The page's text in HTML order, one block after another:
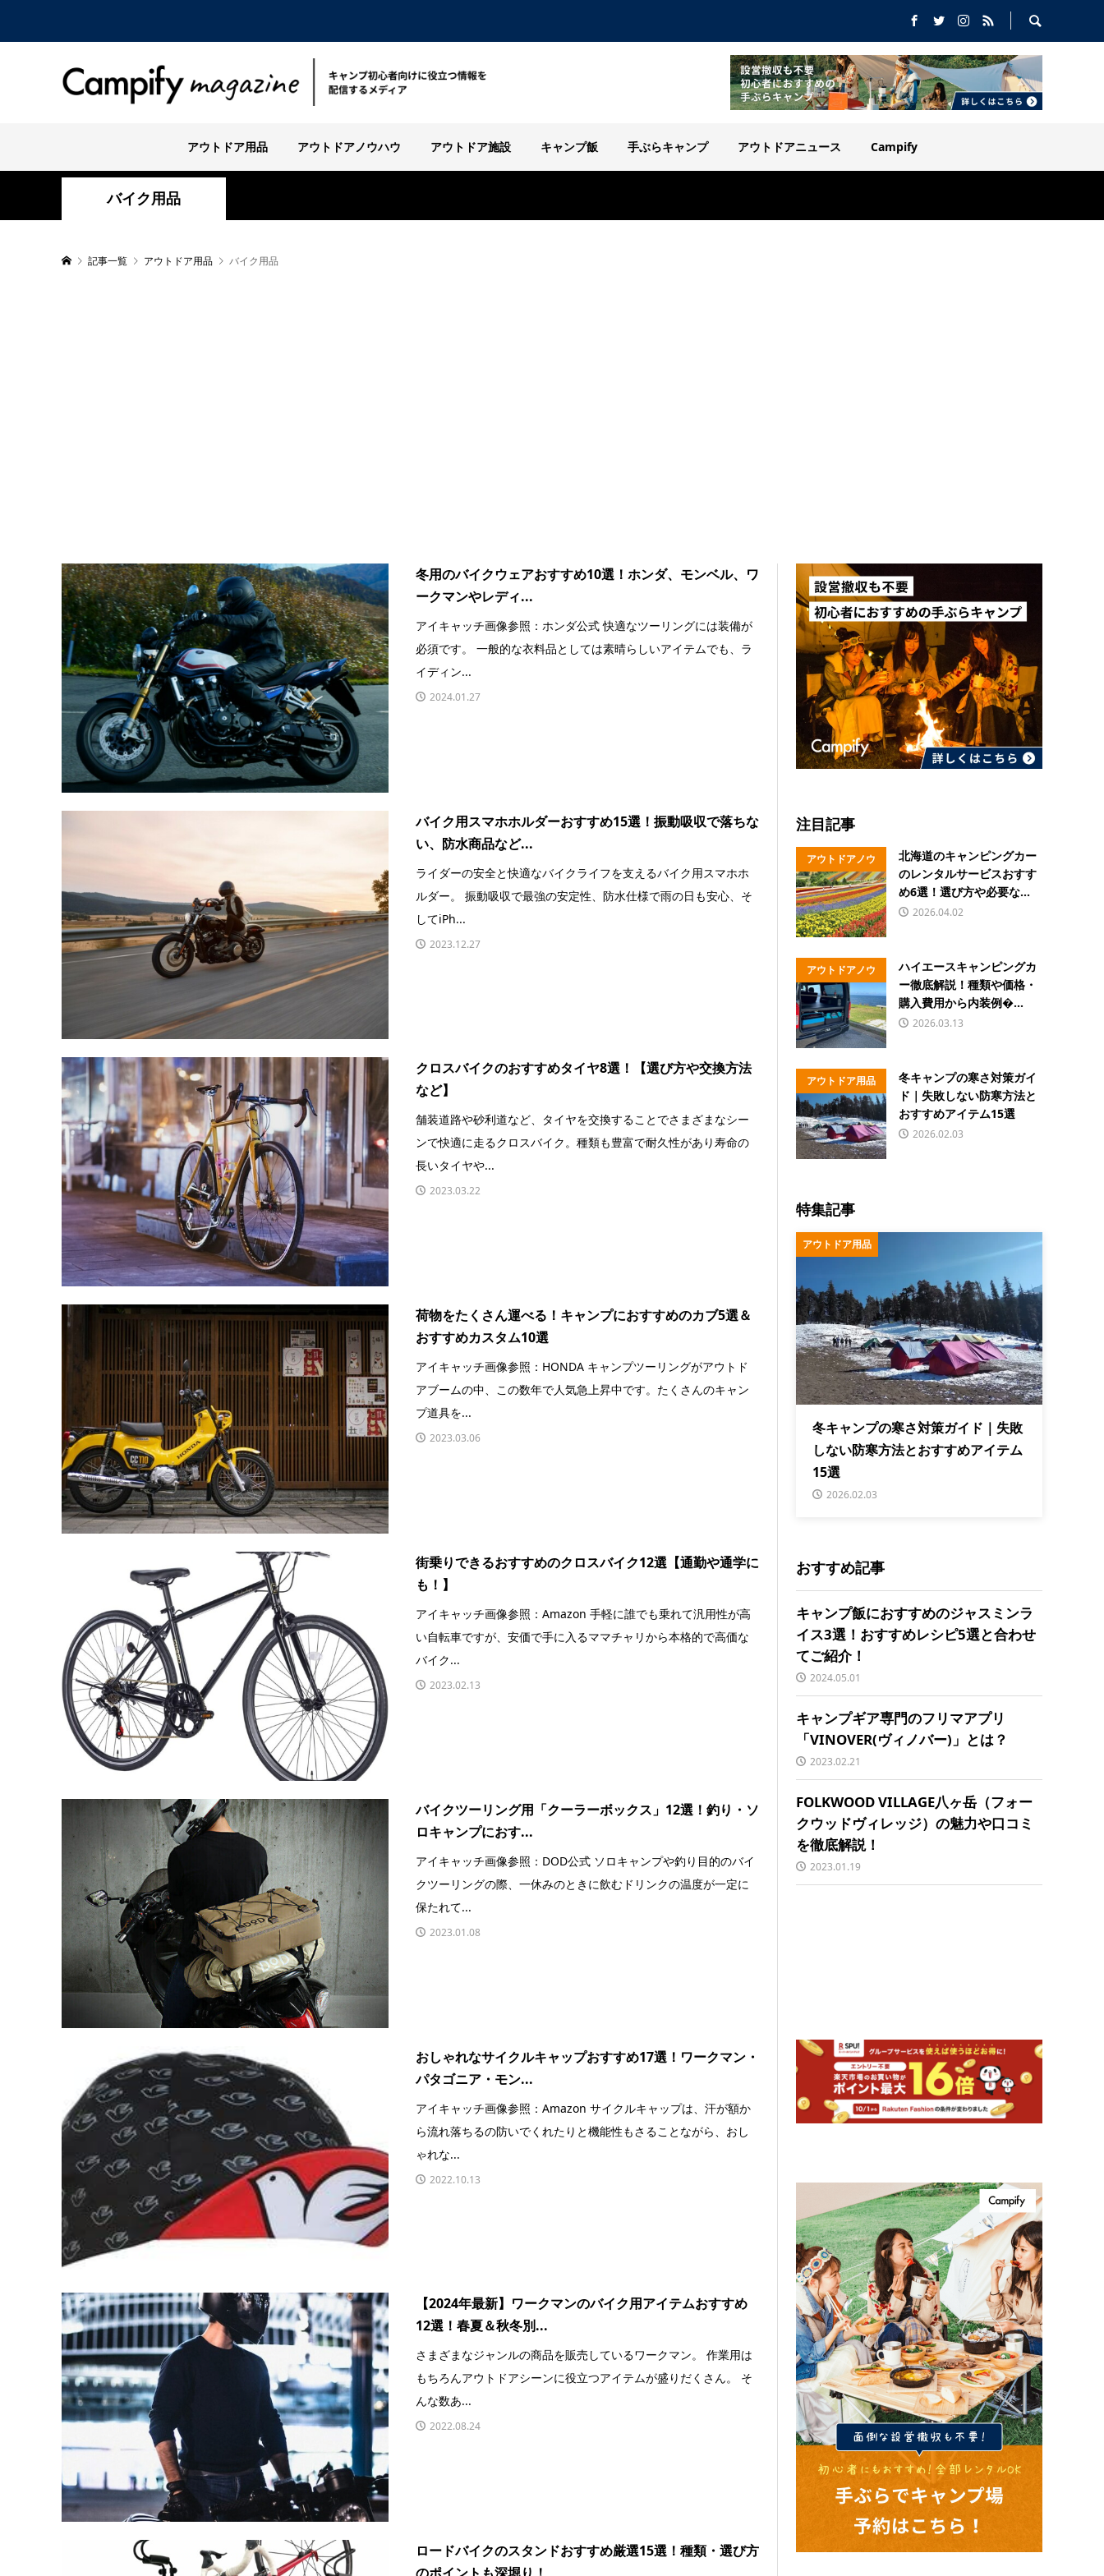
アウトドア用品 アウトドアノウハウ アウトドア施設 キャンプ飯 手ぶらキャンプ アウトドアニュース Campify
バイク用品
記事一覧 アウトドア用品 バイク用品
冬用のバイクウェアおすすめ10選！ホンダ、モンベル、ワ
ークマンやレディ...
アイキャッチ画像参照：ホンダ公式 快適なツーリングには装備が
必須です。 一般的な衣料品としては素晴らしいアイテムでも、ラ
イディン...
2024.01.27
バイク用スマホホルダーおすすめ15選！振動吸収で落ちな
い、防水商品など...
ライダーの安全と快適なバイクライフを支えるバイク用スマホホ
ルダー。 振動吸収で最強の安定性、防水仕様で雨の日も安心、そ
してiPh...
2023.12.27
クロスバイクのおすすめタイヤ8選！【選び方や交換方法
など】
舗装道路や砂利道など、タイヤを交換することでさまざまなシー
ンで快適に走るクロスバイク。種類も豊富で耐久性があり寿命の
長いタイヤや...
2023.03.22
荷物をたくさん運べる！キャンプにおすすめのカブ5選＆
おすすめカスタム10選
アイキャッチ画像参照：HONDA キャンプツーリングがアウトド
アブームの中、この数年で人気急上昇中です。たくさんのキャン
プ道具を...
2023.03.06
街乗りできるおすすめのクロスバイク12選【通勤や通学に
も！】
アイキャッチ画像参照：Amazon 手軽に誰でも乗れて汎用性が高
い自転車ですが、安価で手に入るママチャリから本格的で高価な
バイク...
2023.02.13
バイクツーリング用「クーラーボックス」12選！釣り・ソ
ロキャンプにおす...
アイキャッチ画像参照：DOD公式 ソロキャンプや釣り目的のバイ
クツーリングの際、一休みのときに飲むドリンクの温度が一定に
保たれて...
2023.01.08
おしゃれなサイクルキャップおすすめ17選！ワークマン・
パタゴニア・モン...
アイキャッチ画像参照：Amazon サイクルキャップは、汗が額か
ら流れ落ちるの防いでくれたりと機能性もさることながら、おし
ゃれな...
2022.10.13
【2024年最新】ワークマンのバイク用アイテムおすすめ
12選！春夏＆秋冬別...
さまざまなジャンルの商品を販売しているワークマン。 作業用は
もちろんアウトドアシーンに役立つアイテムが盛りだくさん。 そ
んな数あ...
2022.08.24
ロードバイクのスタンドおすすめ厳選15選！種類・選び方
注目記事
アウトドアノウ
ハウ
北海道のキャンピングカー
のレンタルサービスおすす
め6選！選び方や必要な...
2026.04.02
アウトドアノウ
ハウ
ハイエースキャンピングカ
ー徹底解説！種類や価格・
購入費用から内装例�...
2026.03.13
アウトドア用品
冬キャンプの寒さ対策ガイ
ド｜失敗しない防寒方法と
おすすめアイテム15選
2026.02.03
特集記事
アウトドア用品
冬キャンプの寒さ対策ガイド｜失敗
しない防寒方法とおすすめアイテム
15選
2026.02.03
おすすめ記事
キャンプ飯におすすめのジャスミンラ
イス3選！おすすめレシピ5選と合わせ
てご紹介！
2024.05.01
キャンプギア専門のフリマアプリ
「VINOVER(ヴィノバー)」とは？
2023.02.21
FOLKWOOD VILLAGE八ヶ岳（フォー
クウッドヴィレッジ）の魅力や口コミ
を徹底解説！
2023.01.19